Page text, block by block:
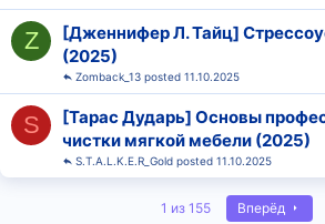
Z
[Дженнифер Л. Тайц]
(2025)
11.10.2025
Zomback_13
S
[Тарас Дударь] Основы
чистки мягкой мебели (2025)
11.10.2025
S.T.A.L.K.E.R_Gold
1 из 155 Вперёд